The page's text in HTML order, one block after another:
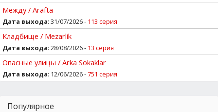
Между / Arafta
Дата выхода: 31/07/2026 - 113 серия
Кладбище / Mezarlik
Дата выхода: 28/08/2026 - 13 серия
Опасные улицы / Arka Sokaklar
Дата выхода: 12/06/2026 -751 серия
Популярное